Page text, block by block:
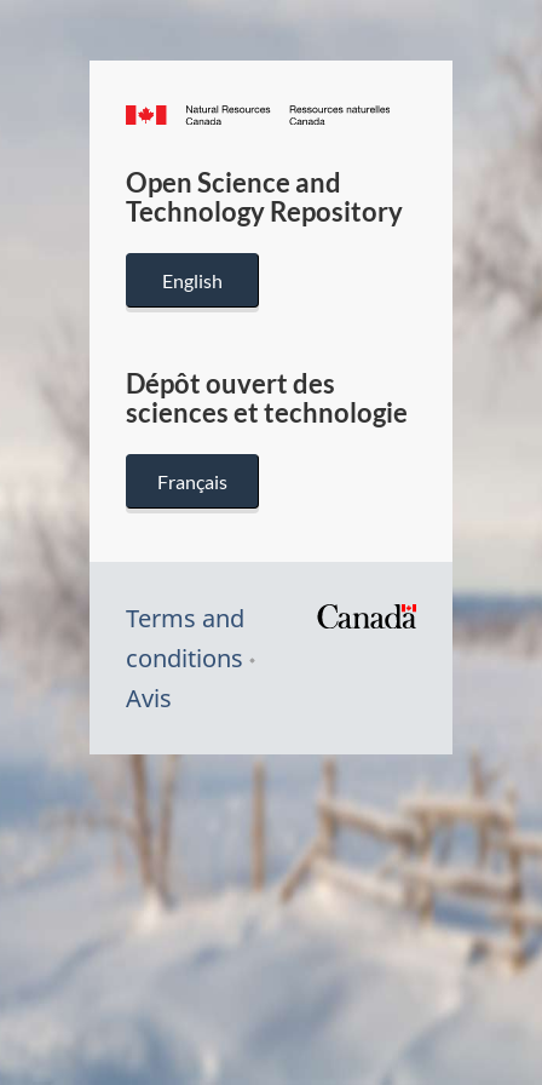
Canada.ca
/
Canada
Open Science and
Technology Repository
English
Dépôt ouvert des
sciences et technologie
Français
Terms and
conditions
Avis
Symbole
Canada